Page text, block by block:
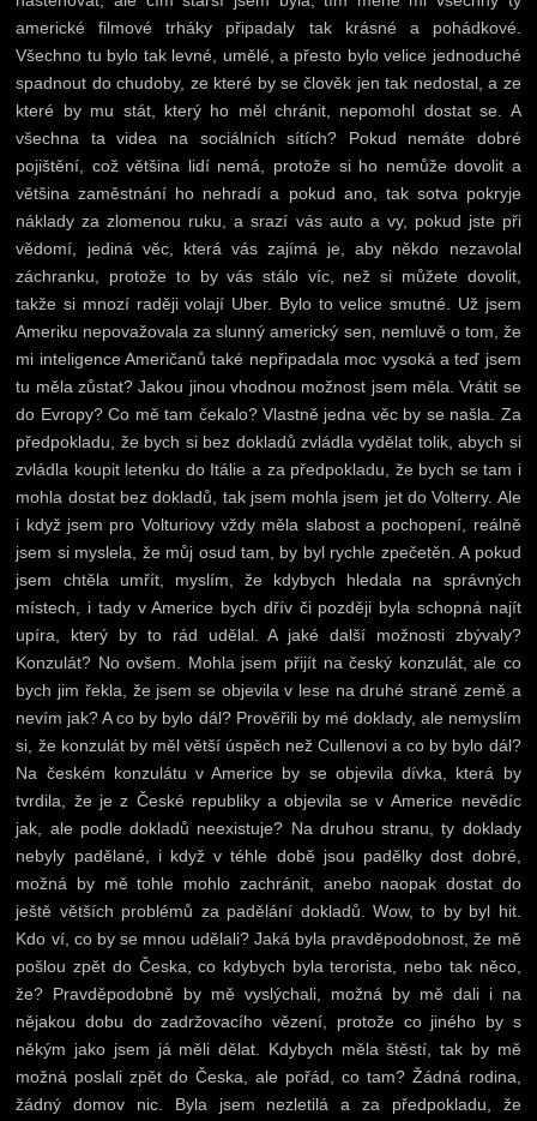
americké filmové trháky připadaly tak krásné a pohádkové.
Všechno tu bylo tak levné, umělé, a přesto bylo velice jednoduché
spadnout do chudoby, ze které by se člověk jen tak nedostal, a ze
které by mu stát, který ho měl chránit, nepomohl dostat se. A
všechna ta videa na sociálních sítích? Pokud nemáte dobré
pojištění, což většina lidí nemá, protože si ho nemůže dovolit a
většina zaměstnání ho nehradí a pokud ano, tak sotva pokryje
náklady za zlomenou ruku, a srazí vás auto a vy, pokud jste při
vědomí, jediná věc, která vás zajímá je, aby někdo nezavolal
záchranku, protože to by vás stálo víc, než si můžete dovolit,
takže si mnozí raději volají Uber. Bylo to velice smutné. Už jsem
Ameriku nepovažovala za slunný americký sen, nemluvě o tom, že
mi inteligence Američanů také nepřipadala moc vysoká a teď jsem
tu měla zůstat? Jakou jinou vhodnou možnost jsem měla. Vrátit se
do Evropy? Co mě tam čekalo? Vlastně jedna věc by se našla. Za
předpokladu, že bych si bez dokladů zvládla vydělat tolik, abych si
zvládla koupit letenku do Itálie a za předpokladu, že bych se tam i
mohla dostat bez dokladů, tak jsem mohla jsem jet do Volterry. Ale
i když jsem pro Volturiovy vždy měla slabost a pochopení, reálně
jsem si myslela, že můj osud tam, by byl rychle zpečetěn. A pokud
jsem chtěla umřít, myslím, že kdybych hledala na správných
místech, i tady v Americe bych dřív či později byla schopná najít
upíra, který by to rád udělal. A jaké další možnosti zbývaly?
Konzulát? No ovšem. Mohla jsem přijít na český konzulát, ale co
bych jim řekla, že jsem se objevila v lese na druhé straně země a
nevím jak? A co by bylo dál? Prověřili by mé doklady, ale nemyslím
si, že konzulát by měl větší úspěch než Cullenovi a co by bylo dál?
Na českém konzulátu v Americe by se objevila dívka, která by
tvrdila, že je z České republiky a objevila se v Americe nevědíc
jak, ale podle dokladů neexistuje? Na druhou stranu, ty doklady
nebyly padělané, i když v téhle době jsou padělky dost dobré,
možná by mě tohle mohlo zachránit, anebo naopak dostat do
ještě větších problémů za padělání dokladů. Wow, to by byl hit.
Kdo ví, co by se mnou udělali? Jaká byla pravděpodobnost, že mě
pošlou zpět do Česka, co kdybych byla terorista, nebo tak něco,
že? Pravděpodobně by mě vyslýchali, možná by mě dali i na
nějakou dobu do zadržovacího vězení, protože co jiného by s
někým jako jsem já měli dělat. Kdybych měla štěstí, tak by mě
možná poslali zpět do Česka, ale pořád, co tam? Žádná rodina,
žádný domov nic. Byla jsem nezletilá a za předpokladu, že